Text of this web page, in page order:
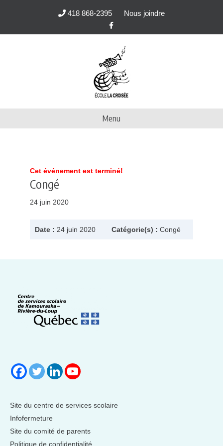
418 868-2395
Nous joindre
c
o
o
k
Menu
Cet événement est terminé!
Congé
24 juin 2020
Date : 24 juin 2020 Catégorie(s) : Congé
Site du centre de services scolaire
Infofermeture
Site du comité de parents
Politique de confidentialité